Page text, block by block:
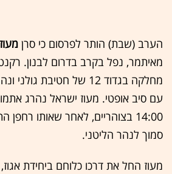
הערב (שבת) הותר לפרסום כי סרן
מאיתמר, נפל בקרב בדרום לבנון.
מחלקה בגדוד 12 של חטיבת
עם סיב אופטי. מעוז ישראל נהרג
14:00 בצוהריים, לאחר שאותו
סמוך לנהר הליטני.
מעוז החל את דרכו כלוחם ביחידת